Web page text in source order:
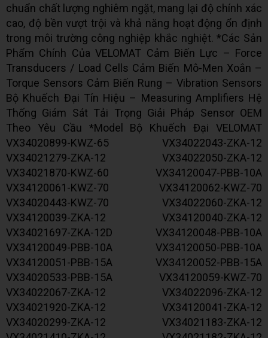
chuẩn chất lượng nghiêm ngặt, mang lại độ chính xác
cao, độ bền vượt trội và khả năng hoạt động ổn định
trong môi trường công nghiệp khắc nghiệt. *Các Sản
Phẩm Chính Của VELOMAT Cảm Biến Lực – Force
Transducers / Load Cells Cảm Biến Mô-Men Xoắn –
Torque Sensors Cảm Biến Rung – Vibration Sensors
Bộ Khuếch Đại Tín Hiệu – Measuring Amplifiers Hệ
Thống Giám Sát Tải Trọng Giải Pháp Sensor OEM
Theo Yêu Cầu *Model Bộ Khuếch Đại VELOMAT
VX34020899-KWZ-65 VX34022043-ZKA-12
VX34021279-ZKA-12 VX34022050-ZKA-12
VX34021870-KWZ-60 VX34120047-PBB-10A
VX34120061-KWZ-70 VX34120062-KWZ-70
VX34020443-KWZ-70 VX34022060-ZKA-12
VX34120039-ZKA-12 VX34120040-ZKA-12
VX34021697-ZKA-12D VX34120048-PBB-10A
VX34120049-PBB-10A VX34120050-PBB-10A
VX34120051-PBB-15A VX34120052-PBB-15A
VX34020533-PBB-15A VX34120059-KWZ-70
VX34022067-ZKA-12 VX34022096-ZKA-12
VX34021920-ZKA-12 VX34120041-ZKA-12
VX34020299-ZKA-12 VX34021183-ZKA-12